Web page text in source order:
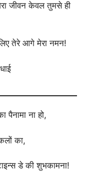
जीवन केवल तुमसे ही
तेरे आगे मेरा नमन!
पैनामा ना हो,
का,
डे की शुभकामना!